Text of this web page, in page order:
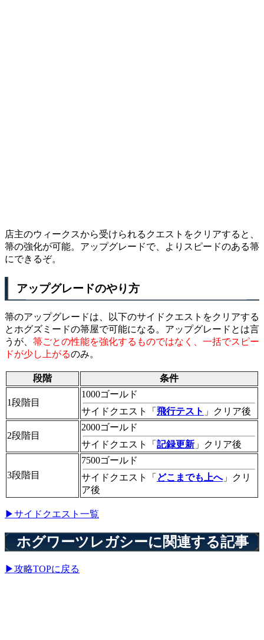
店主のウィークスから受けられるクエストをクリアすると、
箒の強化が可能。アップグレードで、よりスピードのある箒
にできるぞ。
アップグレードのやり方
箒のアップグレードは、以下のサイドクエストをクリアする
とホグズミードの箒屋で可能になる。アップグレードとは言
うが、 箒ごとの性能を強化するものではなく、一括でスピー
ドが少し上がるのみ。
段階 条件
1段階目
1000ゴールド
サイドクエスト「 飛行テスト 」クリア後
2段階目
2000ゴールド
サイドクエスト「 記録更新 」クリア後
3段階目
7500ゴールド
サイドクエスト「 どこまでも上へ」クリ
ア後
▶サイドクエスト一覧
ホグワーツレガシーに関連する記事
▶攻略TOPに戻る